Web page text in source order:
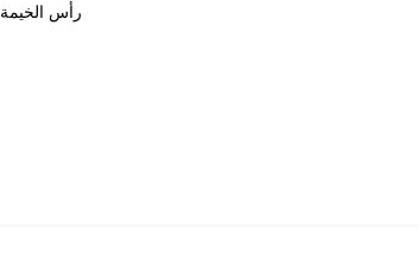
رأس الخيمة